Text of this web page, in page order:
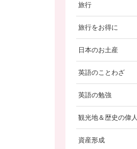
旅行
旅行をお得に
日本のお土産
英語のことわざ
英語の勉強
観光地＆歴史の偉人
資産形成